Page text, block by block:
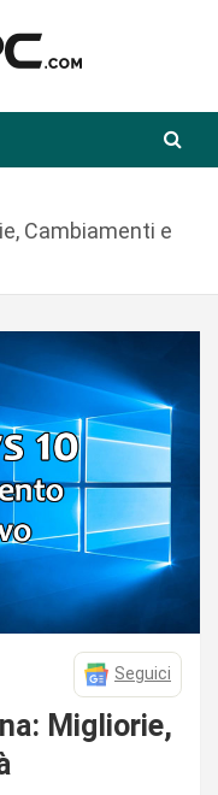
Cambiamenti e
Seguici
Migliorie,